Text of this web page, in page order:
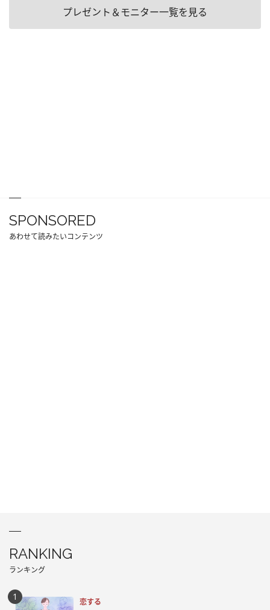
プレゼント＆モニター一覧を見る
SPONSORED
あわせて読みたいコンテンツ
RANKING
ランキング
恋する